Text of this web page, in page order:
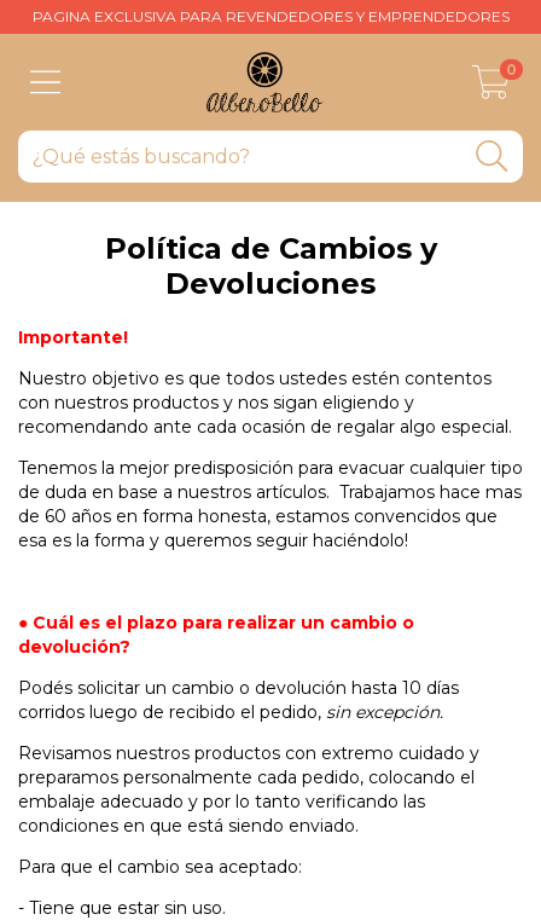
PAGINA EXCLUSIVA PARA REVENDEDORES Y EMPRENDEDORES
0
Política de Cambios y
Devoluciones
Importante!
Nuestro objetivo es que todos ustedes estén contentos
con nuestros productos y nos sigan eligiendo y
recomendando ante cada ocasión de regalar algo especial.
Tenemos la mejor predisposición para evacuar cualquier tipo
de duda en base a nuestros artículos. Trabajamos hace mas
de 60 años en forma honesta, estamos convencidos que
esa es la forma y queremos seguir haciéndolo!
● Cuál es el plazo para realizar un cambio o
devolución?
Podés solicitar un cambio o devolución hasta 10 días
corridos luego de recibido el pedido, sin excepción.
Revisamos nuestros productos con extremo cuidado y
preparamos personalmente cada pedido, colocando el
embalaje adecuado y por lo tanto verificando las
condiciones en que está siendo enviado.
Para que el cambio sea aceptado:
- Tiene que estar sin uso.